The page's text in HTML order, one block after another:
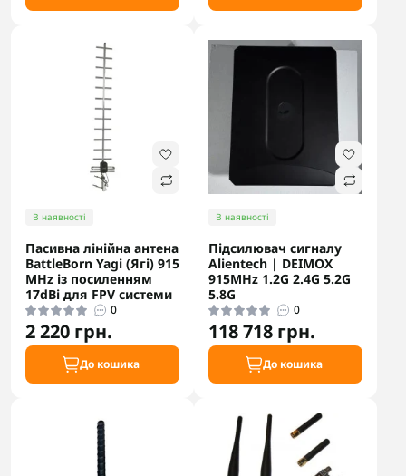
В наявності
Пасивна лінійна антена
BattleBorn Yagi (Ягі) 915
MHz із посиленням
17dBi для FPV системи
0
2 220 грн.
До кошика
В наявності
Підсилювач сигналу
Alientech | DEIMOX
915MHz 1.2G 2.4G 5.2G
5.8G
0
118 718 грн.
До кошика